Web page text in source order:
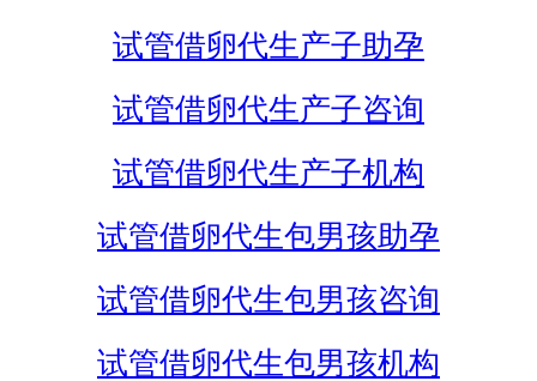
试管借卵代生产子助孕
试管借卵代生产子咨询
试管借卵代生产子机构
试管借卵代生包男孩助孕
试管借卵代生包男孩咨询
试管借卵代生包男孩机构